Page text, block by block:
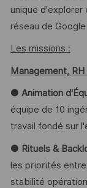
unique
réseau de Google
Les missions :
Management,
● Animation
équipe de 10
travail fondé sur
● Rituels &
les priorités
stabilité